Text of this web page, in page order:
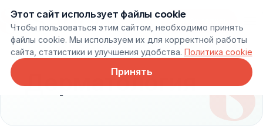
Онлайн запись
Дерматология
Этот сайт использует файлы cookie
Чтобы пользоваться этим сайтом, необходимо принять
файлы cookie. Мы используем их для корректной работы
сайта, статистики и улучшения удобства. Политика cookie
Принять